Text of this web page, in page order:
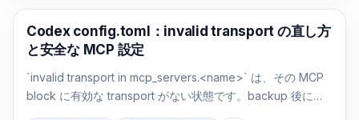
AI 開発ツール
Codex config.toml：invalid transport の直し方
と安全な MCP 設定
`invalid transport in mcp_servers.<name>` は、その MCP
block に有効な transport がない状態です。backup 後に